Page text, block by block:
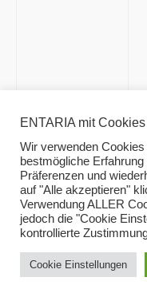
Glückspiel
ENTARIA mit
Wir verwenden
bestmögliche
Präferenzen und
auf "Alle akzeptieren"
Verwendung ALLER
jedoch die "Cookie
kontrollierte
Cookie Einstellungen